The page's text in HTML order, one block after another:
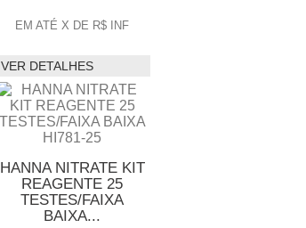
EM ATÉ X DE R$ INF
VER DETALHES
HANNA NITRATE KIT
REAGENTE 25
TESTES/FAIXA
BAIXA...